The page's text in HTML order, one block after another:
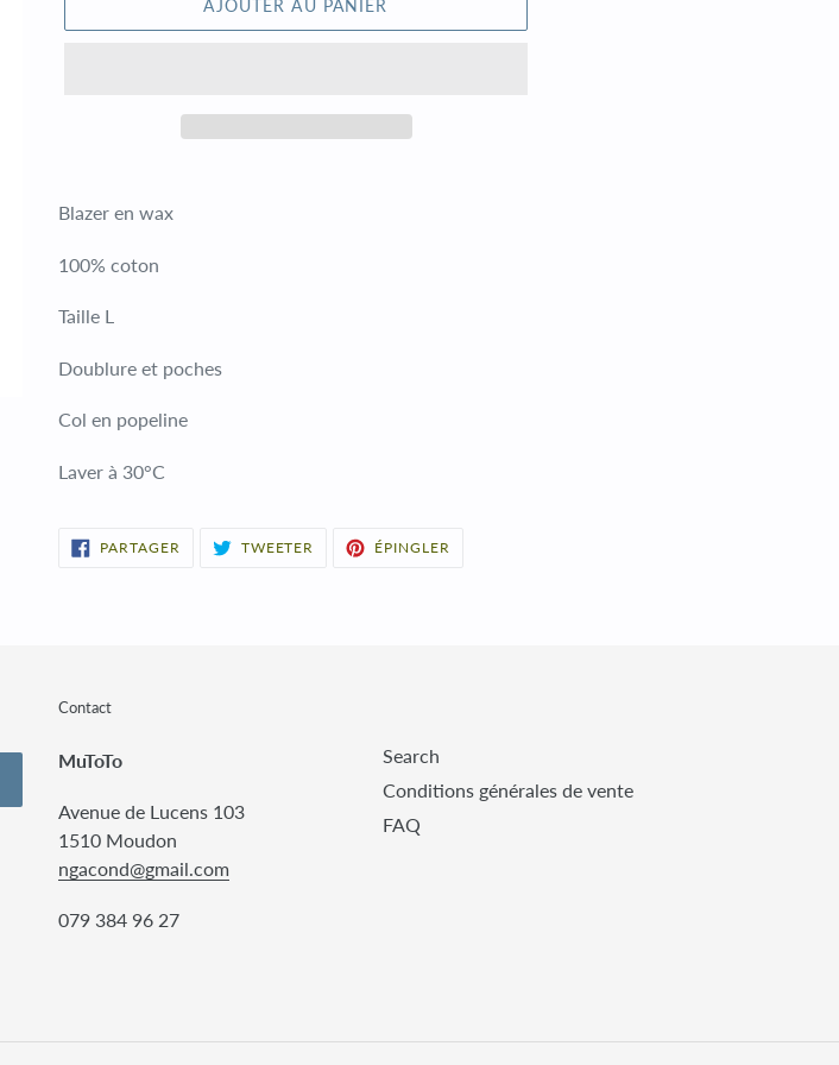
AJOUTER AU PANIER
d'un
à
panier
Blazer en wax
100% coton
Taille L
Doublure et poches
Col en popeline
Laver à 30°C
PARTAGER PARTAGER
SUR
TWEETER TWEETERÉPINGLER
Contact
MuToTo
Avenue de Lucens 103
1510 Moudon
ngacond@gmail.com
079 384 96 27
Search
Conditions générales de vente
FAQ